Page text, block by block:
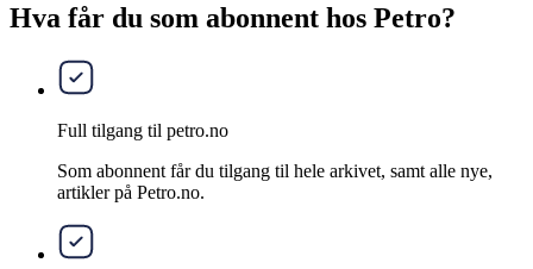
Hva får du som abonnent hos Petro?
Full tilgang til petro.no
Som abonnent får du tilgang til hele arkivet, samt alle nye,
artikler på Petro.no.